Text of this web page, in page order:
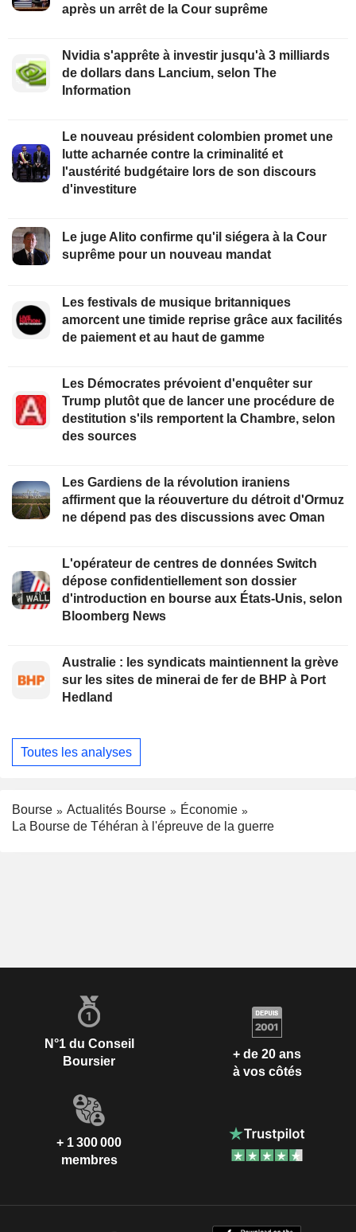
après un arrêt de la Cour suprême
Nvidia s'apprête à investir jusqu'à 3 milliards
de dollars dans Lancium, selon The
Information
Le nouveau président colombien promet une
lutte acharnée contre la criminalité et
l'austérité budgétaire lors de son discours
d'investiture
Le juge Alito confirme qu'il siégera à la Cour
suprême pour un nouveau mandat
Les festivals de musique britanniques
amorcent une timide reprise grâce aux facilités
de paiement et au haut de gamme
Les Démocrates prévoient d'enquêter sur
Trump plutôt que de lancer une procédure de
destitution s'ils remportent la Chambre, selon
des sources
Les Gardiens de la révolution iraniens
affirment que la réouverture du détroit d'Ormuz
ne dépend pas des discussions avec Oman
L'opérateur de centres de données Switch
dépose confidentiellement son dossier
d'introduction en bourse aux États-Unis, selon
Bloomberg News
Australie : les syndicats maintiennent la grève
sur les sites de minerai de fer de BHP à Port
Hedland
Toutes les analyses
Bourse Actualités Bourse
Économie
La Bourse de Téhéran à l'épreuve de la guerre
N°1 du Conseil
Boursier
+ de 20 ans
à vos côtés
+ 1 300 000
membres